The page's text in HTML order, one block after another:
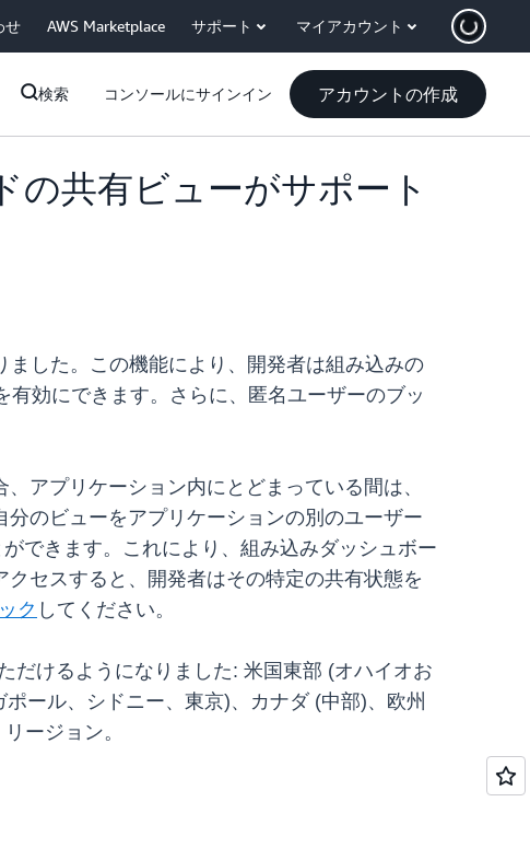
せ AWS Marketplace サポート マイアカウント
検索 コンソールにサインイン アカウントの作成
の共有ビューがサポート
した。この機能により、開発者は組み込みの
効にできます。さらに、匿名ユーザーのブッ
アプリケーション内にとどまっている間は、
のビューをアプリケーションの別のユーザー
できます。これにより、組み込みダッシュボー
セスすると、開発者はその特定の共有状態を
ク してください。
だけるようになりました: 米国東部 (オハイオお
ール、シドニー、東京)、カナダ (中部)、欧州
ージョン。